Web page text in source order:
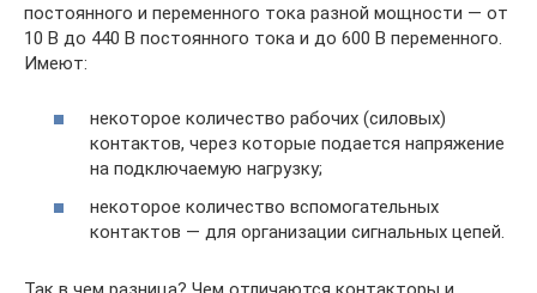
постоянного и переменного тока разной мощности — от
10 В до 440 В постоянного тока и до 600 В переменного.
Имеют:
некоторое количество рабочих (силовых)
контактов, через которые подается напряжение
на подключаемую нагрузку;
некоторое количество вспомогательных
контактов — для организации сигнальных цепей.